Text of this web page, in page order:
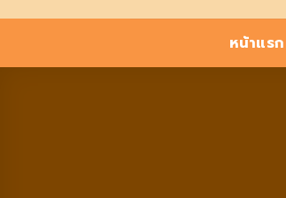
หน้าแรก